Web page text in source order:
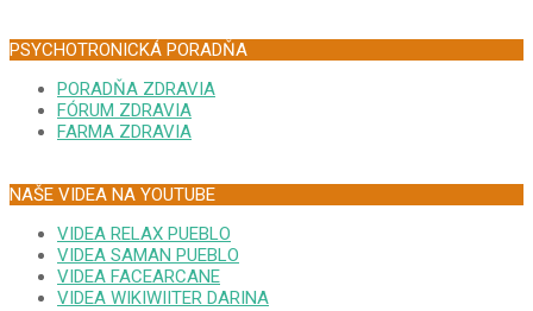
PSYCHOTRONICKÁ PORADŇA
PORADŇA ZDRAVIA
FÓRUM ZDRAVIA
FARMA ZDRAVIA
NAŠE VIDEA NA YOUTUBE
VIDEA RELAX PUEBLO
VIDEA SAMAN PUEBLO
VIDEA FACEARCANE
VIDEA WIKIWIITER DARINA